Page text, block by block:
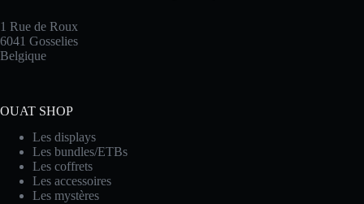
1 Rue de Roux
6041 Gosselies
Belgique
OUAT SHOP
Les displays
Les bundles/ETBs
Les coffrets
Les accessoires
Les mystères